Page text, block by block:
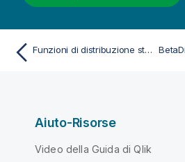
Funzioni di distribuzione statistica
Aiuto-Risorse
Video della Guida di Qlik